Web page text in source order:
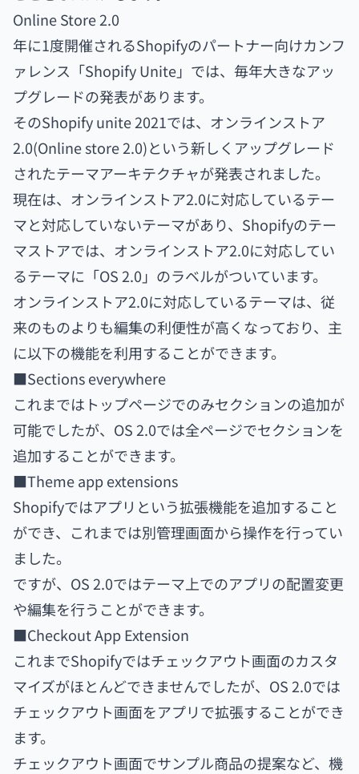
Online Store 2.0
年に1度開催されるShopifyのパートナー向けカンフ
ァレンス「Shopify Unite」では、毎年大きなアッ
プグレードの発表があります。
そのShopify unite 2021では、オンラインストア
2.0(Online store 2.0)という新しくアップグレード
されたテーマアーキテクチャが発表されました。
現在は、オンラインストア2.0に対応しているテー
マと対応していないテーマがあり、Shopifyのテー
マストアでは、オンラインストア2.0に対応してい
るテーマに「OS 2.0」のラベルがついています。
オンラインストア2.0に対応しているテーマは、従
来のものよりも編集の利便性が高くなっており、主
に以下の機能を利用することができます。
■Sections everywhere
これまではトップページでのみセクションの追加が
可能でしたが、OS 2.0では全ページでセクションを
追加することができます。
■Theme app extensions
Shopifyではアプリという拡張機能を追加すること
ができ、これまでは別管理画面から操作を行ってい
ました。
ですが、OS 2.0ではテーマ上でのアプリの配置変更
や編集を行うことができます。
■Checkout App Extension
これまでShopifyではチェックアウト画面のカスタ
マイズがほとんどできませんでしたが、OS 2.0では
チェックアウト画面をアプリで拡張することができ
ます。
チェックアウト画面でサンプル商品の提案など、機